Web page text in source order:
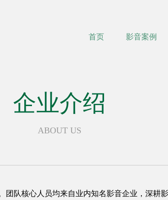
首页 影音案例
企业介绍
ABOUT US
队核心人员均来自业内知名影音企业，深耕